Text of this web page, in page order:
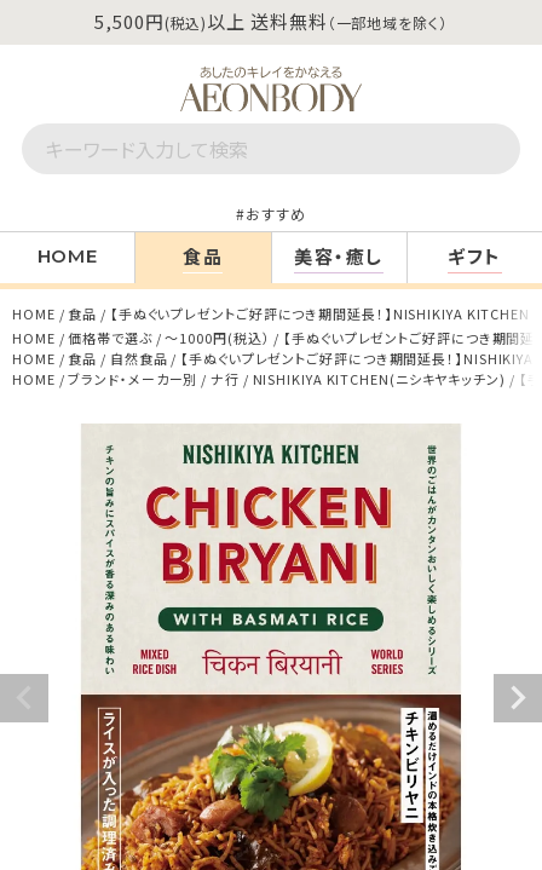
5,500円(税込)以上 送料無料 （一部地域を除く）
おすすめ
HOME 食品 美容・癒し ギフト
HOME 食品
【手ぬぐいプレゼントご好評につき期間延長！】NISHIKIYA KITCHEN
HOME
価格帯で選ぶ ～1000円(税込）
【手ぬぐいプレゼントご好評につき期間
HOME
食品 自然食品
【手ぬぐいプレゼントご好評につき期間延長！】
HOME
ブランド・メーカー別 ナ行 NISHIKIYA KITCHEN(ニシキヤキッチン) 【